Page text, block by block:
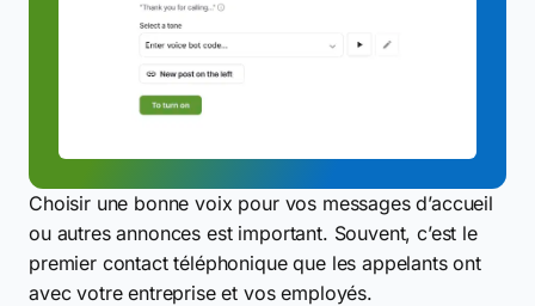
Choisir une bonne voix pour vos messages d’accueil
ou autres annonces est important. Souvent, c’est le
premier contact téléphonique que les appelants ont
avec votre entreprise et vos employés.